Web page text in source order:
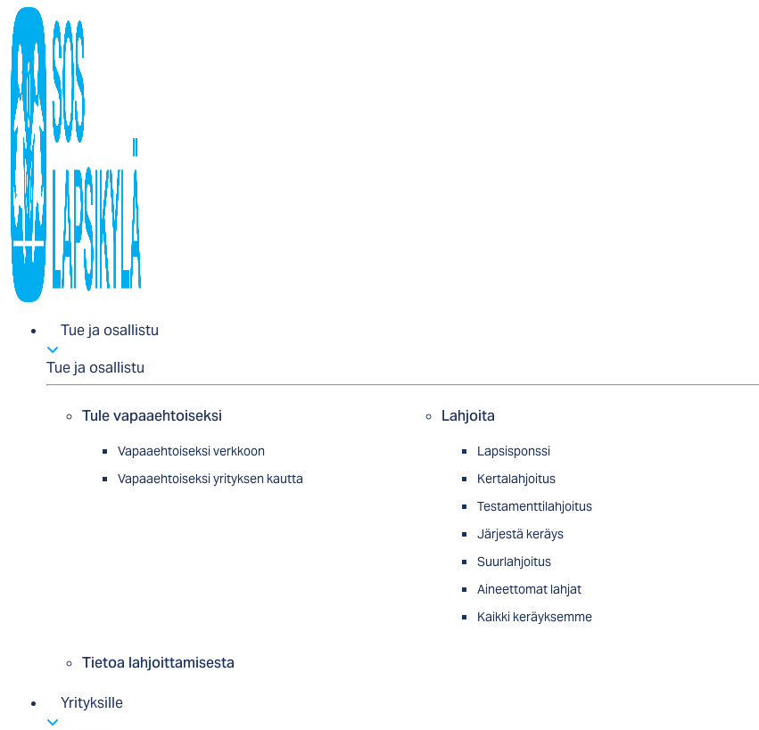
Tue ja osallistu
Tue ja osallistu
Tule vapaaehtoiseksi
Vapaaehtoiseksi verkkoon
Vapaaehtoiseksi yrityksen kautta
Lahjoita
Lapsisponssi
Kertalahjoitus
Testamenttilahjoitus
Järjestä keräys
Suurlahjoitus
Aineettomat lahjat
Kaikki keräyksemme
Tietoa lahjoittamisesta
Yrityksille